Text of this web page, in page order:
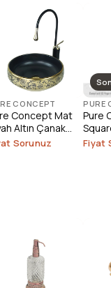
CONCEPT
Concept Mat
Altın Çanak
Sorunuz
PURE
Pure
Fiyat